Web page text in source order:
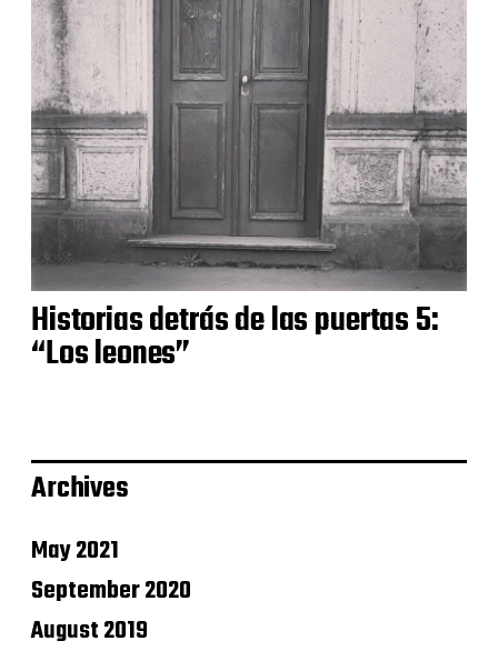
Historias detrás de las puertas 5:
“Los leones”
Archives
May 2021
September 2020
August 2019